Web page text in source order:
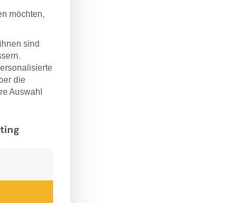
möchten,
sind
die
Auswahl
erteilt werden kann. Die